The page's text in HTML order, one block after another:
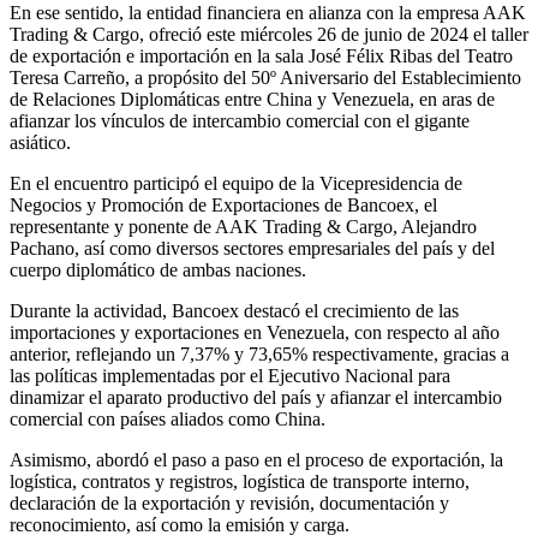
En ese sentido, la entidad financiera en alianza con la empresa AAK
Trading & Cargo, ofreció este miércoles 26 de junio de 2024 el taller
de exportación e importación en la sala José Félix Ribas del Teatro
Teresa Carreño, a propósito del 50º Aniversario del Establecimiento
de Relaciones Diplomáticas entre China y Venezuela, en aras de
afianzar los vínculos de intercambio comercial con el gigante
asiático.
En el encuentro participó el equipo de la Vicepresidencia de
Negocios y Promoción de Exportaciones de Bancoex, el
representante y ponente de AAK Trading & Cargo, Alejandro
Pachano, así como diversos sectores empresariales del país y del
cuerpo diplomático de ambas naciones.
Durante la actividad, Bancoex destacó el crecimiento de las
importaciones y exportaciones en Venezuela, con respecto al año
anterior, reflejando un 7,37% y 73,65% respectivamente, gracias a
las políticas implementadas por el Ejecutivo Nacional para
dinamizar el aparato productivo del país y afianzar el intercambio
comercial con países aliados como China.
Asimismo, abordó el paso a paso en el proceso de exportación, la
logística, contratos y registros, logística de transporte interno,
declaración de la exportación y revisión, documentación y
reconocimiento, así como la emisión y carga.